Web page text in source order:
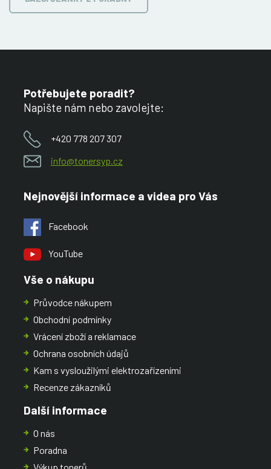
Potřebujete poradit?
Napište nám nebo zavolejte:
+420 778 207 307
info@tonersyp.cz
Nejnovější informace a videa pro Vás
Facebook
YouTube
Vše o nákupu
Průvodce nákupem
Obchodní podmínky
Vrácení zboží a reklamace
Ochrana osobních údajů
Kam s vysloužilými elektrozařízeními
Recenze zákazníků
Další informace
O nás
Poradna
Výkup tonerů